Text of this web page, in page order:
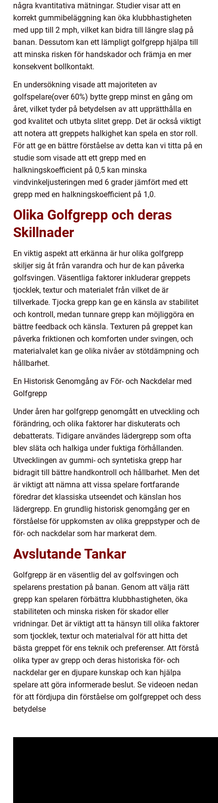
några kvantitativa mätningar. Studier visar att en
korrekt gummibeläggning kan öka klubbhastigheten
med upp till 2 mph, vilket kan bidra till längre slag på
banan. Dessutom kan ett lämpligt golfgrepp hjälpa till
att minska risken för handskador och främja en mer
konsekvent bollkontakt.
En undersökning visade att majoriteten av
golfspelare(over 60%) bytte grepp minst en gång om
året, vilket tyder på betydelsen av att upprätthålla en
god kvalitet och utbyta slitet grepp. Det är också viktigt
att notera att greppets halkighet kan spela en stor roll.
För att ge en bättre förståelse av detta kan vi titta på en
studie som visade att ett grepp med en
halkningskoefficient på 0,5 kan minska
vindvinkeljusteringen med 6 grader jämfört med ett
grepp med en halkningskoefficient på 1,0.
Olika Golfgrepp och deras
Skillnader
En viktig aspekt att erkänna är hur olika golfgrepp
skiljer sig åt från varandra och hur de kan påverka
golfsvingen. Väsentliga faktorer inkluderar greppets
tjocklek, textur och materialet från vilket de är
tillverkade. Tjocka grepp kan ge en känsla av stabilitet
och kontroll, medan tunnare grepp kan möjliggöra en
bättre feedback och känsla. Texturen på greppet kan
påverka friktionen och komforten under svingen, och
materialvalet kan ge olika nivåer av stötdämpning och
hållbarhet.
En Historisk Genomgång av För- och Nackdelar med
Golfgrepp
Under åren har golfgrepp genomgått en utveckling och
förändring, och olika faktorer har diskuterats och
debatterats. Tidigare användes lädergrepp som ofta
blev släta och halkiga under fuktiga förhållanden.
Utvecklingen av gummi- och syntetiska grepp har
bidragit till bättre handkontroll och hållbarhet. Men det
är viktigt att nämna att vissa spelare fortfarande
föredrar det klassiska utseendet och känslan hos
lädergrepp. En grundlig historisk genomgång ger en
förståelse för uppkomsten av olika greppstyper och de
för- och nackdelar som har markerat dem.
Avslutande Tankar
Golfgrepp är en väsentlig del av golfsvingen och
spelarens prestation på banan. Genom att välja rätt
grepp kan spelaren förbättra klubbhastigheten, öka
stabiliteten och minska risken för skador eller
vridningar. Det är viktigt att ta hänsyn till olika faktorer
som tjocklek, textur och materialval för att hitta det
bästa greppet för ens teknik och preferenser. Att förstå
olika typer av grepp och deras historiska för- och
nackdelar ger en djupare kunskap och kan hjälpa
spelare att göra informerade beslut. Se videoen nedan
för att fördjupa din förståelse om golfgreppet och dess
betydelse